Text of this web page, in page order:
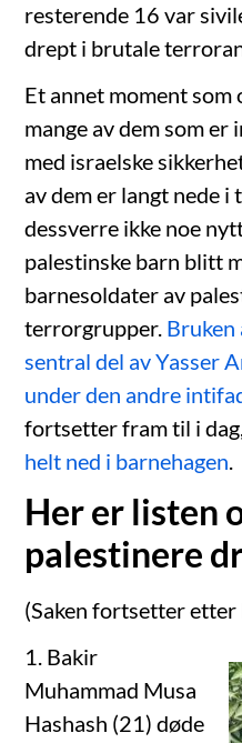
resterende 16 var
drept i brutale
Et annet moment
mange av dem som
med israelske
av dem er langt nede i
dessverre ikke noe
palestinske barn blitt
barnesoldater av
terrorgrupper. Bruken
sentral del av Yasser
under den andre
fortsetter fram til i
helt ned i barnehagen.
Her er listen
palestinere
(Saken fortsetter etter
1. Bakir
Muhammad Musa
Hashash (21) døde